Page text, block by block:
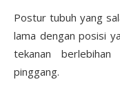
Postur tubuh yang
lama dengan posisi
tekanan
pinggang.